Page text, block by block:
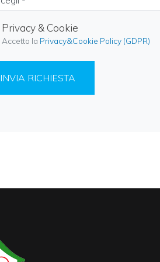
Privacy & Cookie
Accetto la Privacy&Cookie Policy (GDPR)
INVIA RICHIESTA